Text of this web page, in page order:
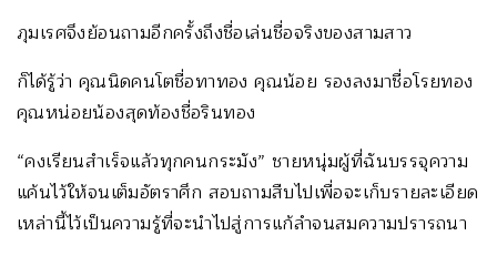
ภุมเรศจึงย้อนถามอีกครั้งถึงชื่อเล่นชื่อจริงของสามสาว
ก็ได้รู้ว่า คุณนิดคนโตชื่อทาทอง คุณน้อย รองลงมาชื่อโรยทอง
คุณหน่อยน้องสุดท้องชื่อรินทอง
“คงเรียนสำเร็จแล้วทุกคนกระมัง” ชายหนุ่มผู้ที่ฉันบรรจุความ
แค้นไว้ให้จนเต็มอัตราศึก สอบถามสืบไปเพื่อจะเก็บรายละเอียด
เหล่านี้ไว้เป็นความรู้ที่จะนำไปสู่การแก้ลำจนสมความปรารถนา